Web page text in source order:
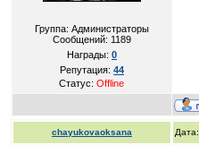
Группа: Администраторы
Сообщений: 1189
Награды: 0
Репутация: 44
Статус:Offline
chayukovaoksana